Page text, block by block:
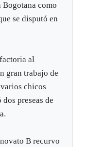
como
se disputó en
al
gran trabajo de
chicos
preseas de
B recurvo